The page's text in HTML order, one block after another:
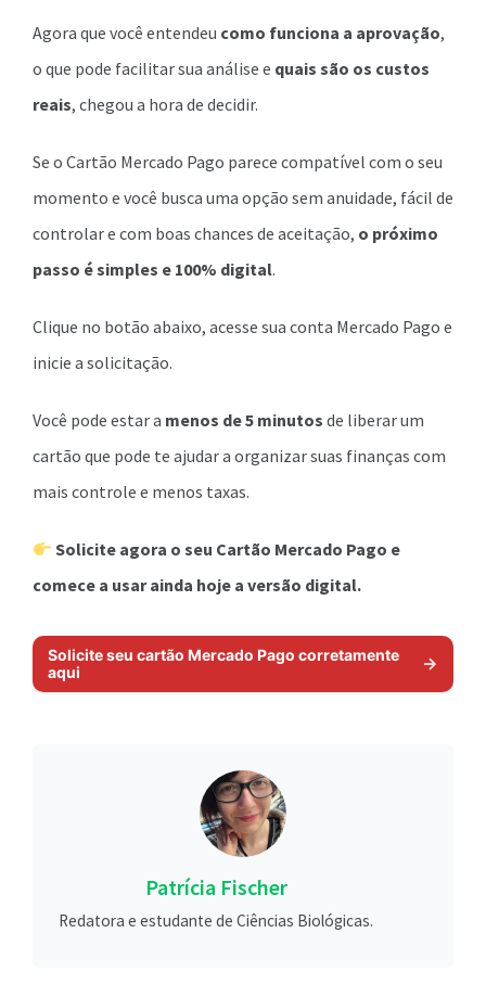
Agora que você entendeu como funciona a aprovação,
o que pode facilitar sua análise e quais são os custos
reais, chegou a hora de decidir.
Se o Cartão Mercado Pago parece compatível com o seu
momento e você busca uma opção sem anuidade, fácil de
controlar e com boas chances de aceitação, o próximo
passo é simples e 100% digital.
Clique no botão abaixo, acesse sua conta Mercado Pago e
inicie a solicitação.
Você pode estar a menos de 5 minutos de liberar um
cartão que pode te ajudar a organizar suas finanças com
mais controle e menos taxas.
Solicite agora o seu Cartão Mercado Pago e
comece a usar ainda hoje a versão digital.
Solicite seu cartão Mercado Pago corretamente
aqui
Patrícia Fischer
Redatora e estudante de Ciências Biológicas.